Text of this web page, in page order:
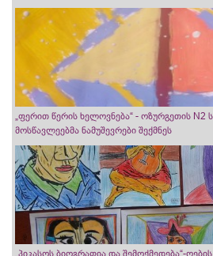
„ფერით წერის ხელოვნება“ - ოზურგეთის N2
მოსწავლეებმა ნამუშევრები შექმნეს